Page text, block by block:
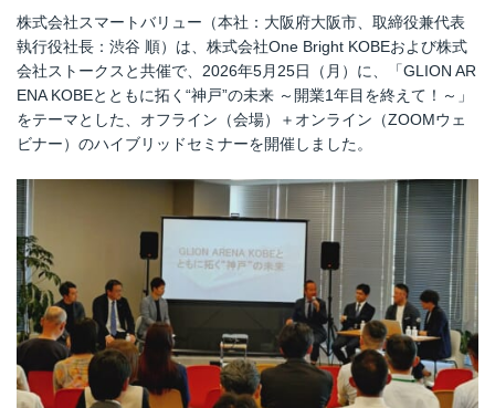
株式会社スマートバリュー（本社：大阪府大阪市、取締役兼代表
執行役社長：渋谷 順）は、株式会社One Bright KOBEおよび株式
会社ストークスと共催で、2026年5月25日（月）に、「GLION AR
ENA KOBEとともに拓く“神戸”の未来 ～開業1年目を終えて！～」
をテーマとした、オフライン（会場）＋オンライン（ZOOMウェ
ビナー）のハイブリッドセミナーを開催しました。